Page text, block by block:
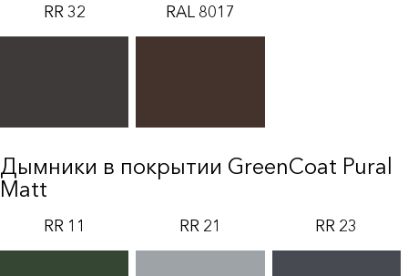
RR 32 RAL 8017
Дымники в покрытии GreenCoat Pural
Matt
RR 11 RR 21 RR 23